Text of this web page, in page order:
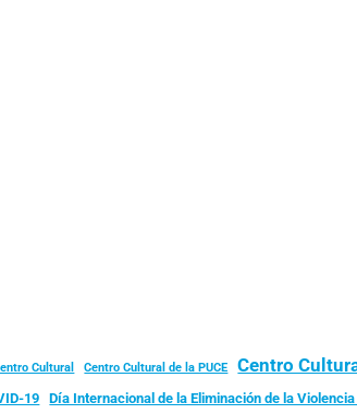
Cultural Centro Cultural de la PUCE Centro
19 Día Internacional de la Eliminación de la